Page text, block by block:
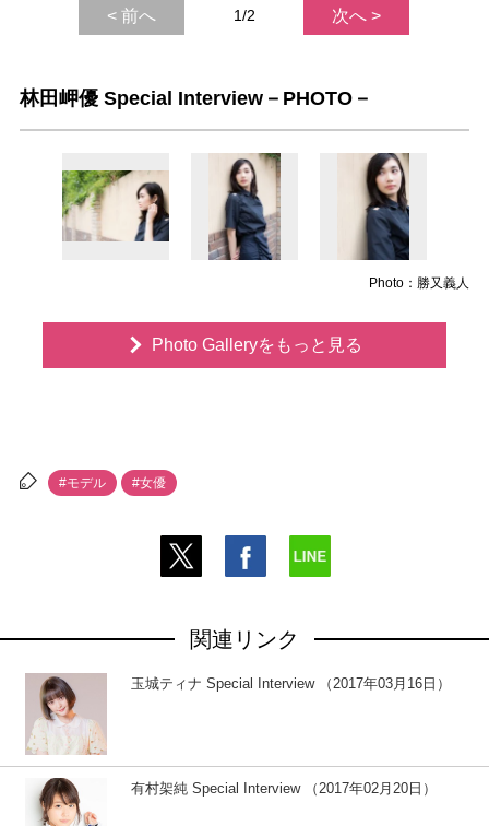
< 前へ 1/2 次へ >
林田岬優 Special Interview－PHOTO－
Photo：勝又義人
Photo Galleryをもっと見る
#モデル #女優
関連リンク
玉城ティナ Special Interview （2017年03月16日）
有村架純 Special Interview （2017年02月20日）